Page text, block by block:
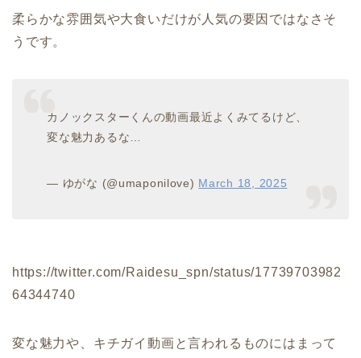
柔らかな雰囲気や大食いだけが人気の要因ではなさそ
うです。
カノックスターくんの動画最近よくみてるけど、
変な魅力あるな…
— ゆがな (@umaponilove) March 18, 2025
https://twitter.com/Raidesu_spn/status/17739703982
64344740
変な魅力や、キチガイ動画と言われるものにはまって